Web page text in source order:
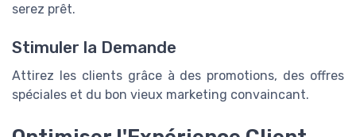
serez prêt.
Stimuler la Demande
Attirez les clients grâce à des promotions, des offres
spéciales et du bon vieux marketing convaincant.